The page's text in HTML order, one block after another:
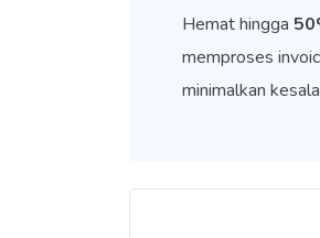
Hemat hingga
memproses
minimalkan